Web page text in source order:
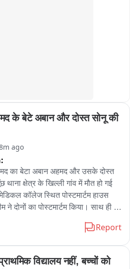
के बेटे अबान और दोस्त सोनू की
ago
का बेटा अबान अहमद और उसके दोस्त
क्षेत्र के खिल्ली गांव में मौत हो गई
कॉलेज स्थित पोस्टमार्टम हाउस
ने दोनों का पोस्टमार्टम किया। साथ ही
वहीं, परिजन दोनों का शव लेकर झांसी
Report
विद्यालय नहीं, बच्चों को